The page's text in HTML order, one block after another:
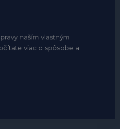
naším vlastným
viac o spôsobe a